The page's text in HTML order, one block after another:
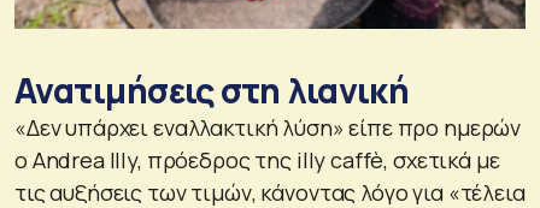
Ανατιμήσεις στη λιανική
«Δεν υπάρχει εναλλακτική λύση» είπε προ ημερών
ο Andrea Illy, πρόεδρος της illy caffè, σχετικά με
τις αυξήσεις των τιμών, κάνοντας λόγο για «τέλεια